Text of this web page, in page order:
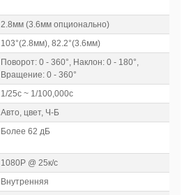
2.8мм (3.6мм опционально)
103°(2.8мм), 82.2°(3.6мм)
Поворот: 0 - 360°, Наклон: 0 - 180°,
Вращение: 0 - 360°
1/25с ~ 1/100,000с
Авто, цвет, Ч-Б
Более 62 дБ
1080Р @ 25к/с
Внутренняя